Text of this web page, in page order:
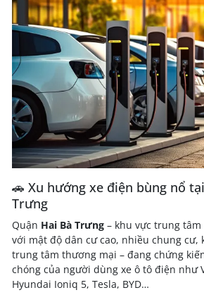
🚗 Xu hướng xe điện bùng nổ
Trưng
Quận Hai Bà Trưng – khu vực trung
với mật độ dân cư cao, nhiều chung cư,
trung tâm thương mại – đang chứng
chóng của người dùng xe ô tô điện như
Hyundai Ioniq 5, Tesla, BYD…